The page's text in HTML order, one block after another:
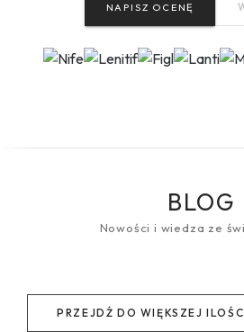
NAPISZ OCENĘ
BLOG
Nowości i wiedza ze
PRZEJDŹ DO WIĘKSZEJ